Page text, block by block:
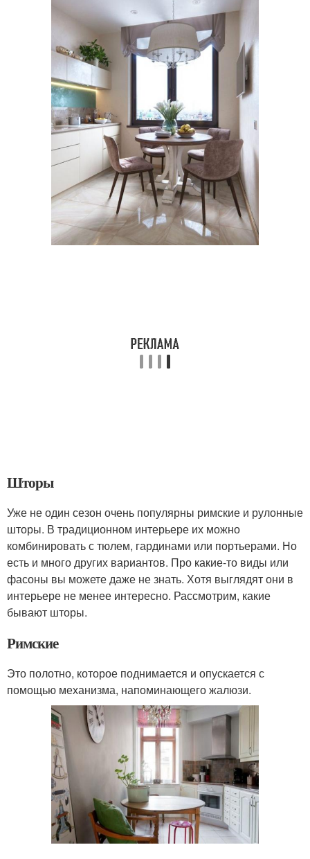
Шторы
Уже не один сезон очень популярны римские и рулонные
шторы. В традиционном интерьере их можно
комбинировать с тюлем, гардинами или портьерами. Но
есть и много других вариантов. Про какие-то виды или
фасоны вы можете даже не знать. Хотя выглядят они в
интерьере не менее интересно. Рассмотрим, какие
бывают шторы.
Римские
Это полотно, которое поднимается и опускается с
помощью механизма, напоминающего жалюзи.